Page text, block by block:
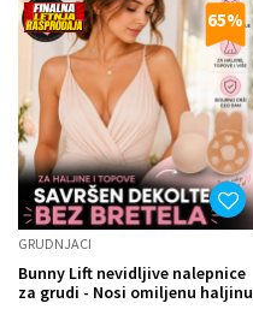
65%
GRUDNJACI
Bunny Lift nevidljive nalepnice
za grudi - Nosi omiljenu haljinu